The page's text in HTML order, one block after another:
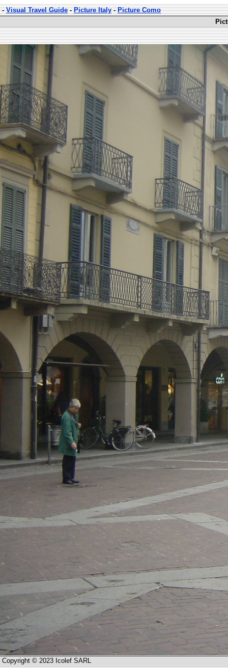
-Visual Travel Guide-Picture Italy-Picture Como
Copyright © 2023 Icolef SARL